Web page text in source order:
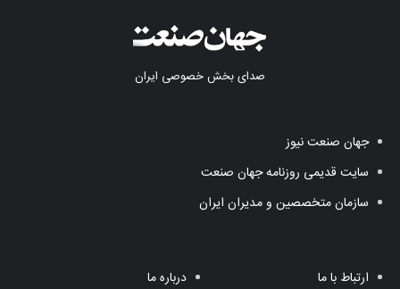
صدای بخش خصوصی ایران
جهان صنعت نیوز
سایت قدیمی روزنامه جهان صنعت
سازمان متخصصین و مدیران ایران
ارتباط با ما درباره ما